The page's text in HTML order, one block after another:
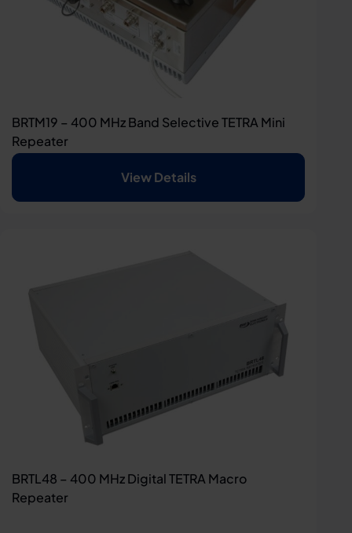
BRTM19 – 400 MHz Band Selective TETRA Mini
Repeater
View Details
BRTL48 – 400 MHz Digital TETRA Macro
Repeater